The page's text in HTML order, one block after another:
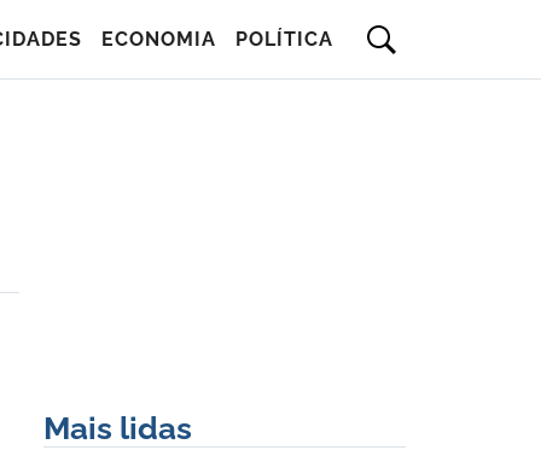
ECONOMIA POLÍTICA
Mais lidas